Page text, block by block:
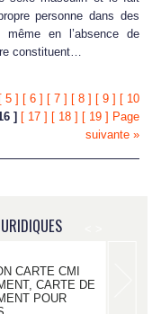
personne dans des
en l’absence de
constituent…
[ 5 ] [ 6 ] [ 7 ] [ 8 ] [ 9 ] [ 10
] [ 17 ] [ 18 ] [ 19 ] Page
suivante »
CARTE CMI
CARTE DE
POUR